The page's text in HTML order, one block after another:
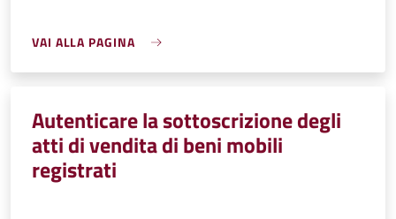
VAI ALLA PAGINA
Autenticare la sottoscrizione degli
atti di vendita di beni mobili
registrati